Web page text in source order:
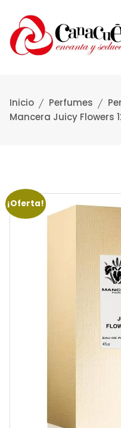
Inicio Perfumes
Mancera Juicy Flowers
¡Oferta!